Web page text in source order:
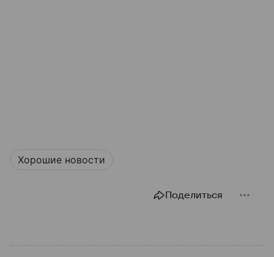
Хорошие новости
Поделиться